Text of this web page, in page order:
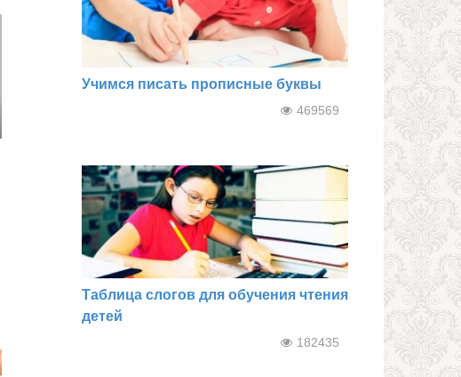
Учимся писать прописные буквы
469569
Таблица слогов для обучения чтения
детей
182435